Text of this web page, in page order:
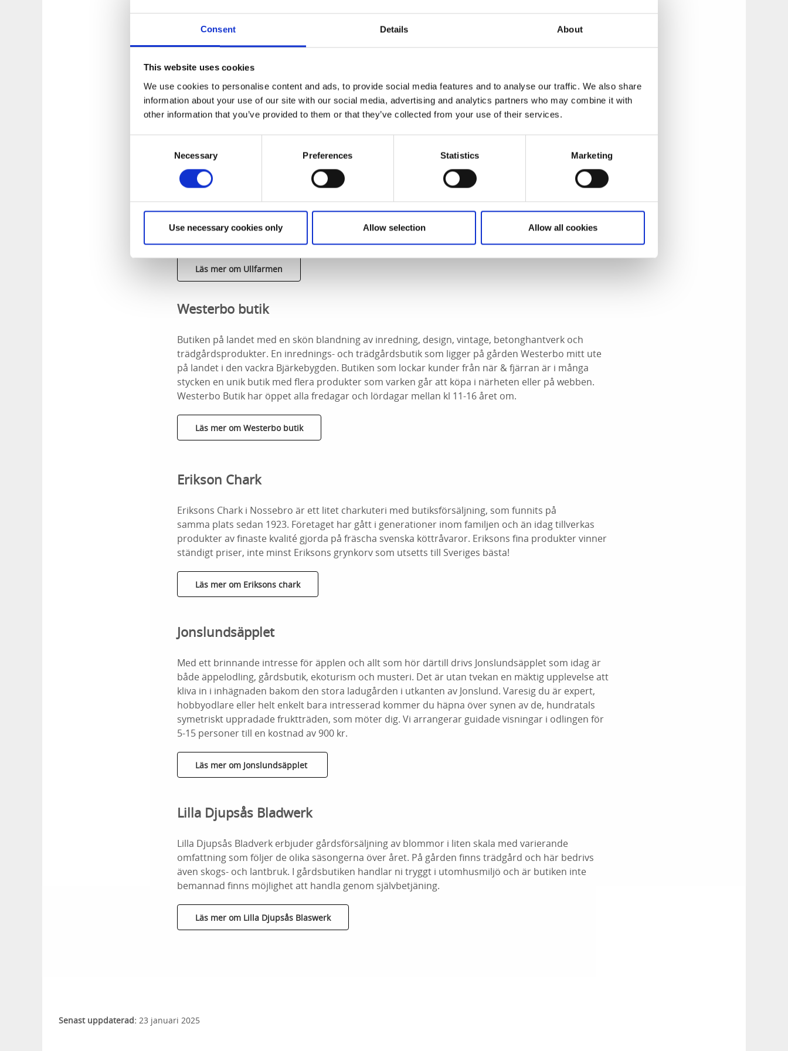
Consent Details About
This website uses cookies
We use cookies to personalise content and ads, to provide social media features and to analyse our traffic. We also share
information about your use of our site with our social media, advertising and analytics partners who may combine it with
other information that you’ve provided to them or that they’ve collected from your use of their services.
Necessary Preferences Statistics Marketing
Use necessary cookies only Allow selection Allow all cookies
Skattegårdens lantost
Småskaligt gårdsmejeri och butik i den lilla byn Magra utanför Sollebrunn. Här kan du handla
hantverksmässigt tillverkade ostar ystade på prima komjölk från bygden. I gårdsbutiken finner du
även färggranna ägg från gårdens höns samt andra närproducerade delikatesser. Fyll på ditt
skafferi med närproducerat och lantliga upplevelser!
Läs mer om Skattegårdens lantost
Ullfarmen - Skinn och ullprodukter från egna får
efter överenskommelse.
Läs mer om Ullfarmen
Westerbo butik
Butiken på landet med en skön blandning av inredning, design, vintage, betonghantverk och
trädgårdsprodukter. En inrednings- och trädgårdsbutik som ligger på gården Westerbo mitt ute
på landet i den vackra Bjärkebygden. Butiken som lockar kunder från när & fjärran är i många
stycken en unik butik med flera produkter som varken går att köpa i närheten eller på webben.
Westerbo Butik har öppet alla fredagar och lördagar mellan kl 11-16 året om.
Läs mer om Westerbo butik
Erikson Chark
Eriksons Chark i Nossebro är ett litet charkuteri med butiksförsäljning, som funnits på
samma plats sedan 1923. Företaget har gått i generationer inom familjen och än idag tillverkas
produkter av finaste kvalité gjorda på fräscha svenska köttråvaror. Eriksons fina produkter vinner
ständigt priser, inte minst Eriksons grynkorv som utsetts till Sveriges bästa!
Läs mer om Eriksons chark
Jonslundsäpplet
Med ett brinnande intresse för äpplen och allt som hör därtill drivs Jonslundsäpplet som idag är
både äppelodling, gårdsbutik, ekoturism och musteri. Det är utan tvekan en mäktig upplevelse att
kliva in i inhägnaden bakom den stora ladugården i utkanten av Jonslund. Varesig du är expert,
hobbyodlare eller helt enkelt bara intresserad kommer du häpna över synen av de, hundratals
symetriskt uppradade fruktträden, som möter dig. Vi arrangerar guidade visningar i odlingen för
5-15 personer till en kostnad av 900 kr.
Läs mer om Jonslundsäpplet
Lilla Djupsås Bladwerk
Lilla Djupsås Bladverk erbjuder gårdsförsäljning av blommor i liten skala med varierande
omfattning som följer de olika säsongerna över året. På gården finns trädgård och här bedrivs
även skogs- och lantbruk. I gårdsbutiken handlar ni tryggt i utomhusmiljö och är butiken inte
bemannad finns möjlighet att handla genom självbetjäning.
Läs mer om Lilla Djupsås Blaswerk
Senast uppdaterad: 23 januari 2025